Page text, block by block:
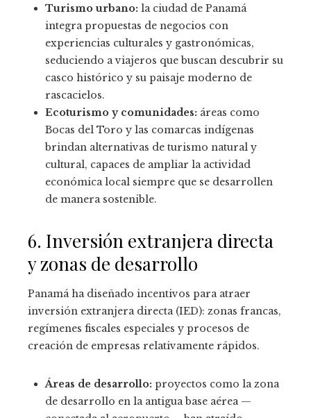
Turismo urbano: la ciudad de Panamá
integra propuestas de negocios con
experiencias culturales y gastronómicas,
seduciendo a viajeros que buscan descubrir su
casco histórico y su paisaje moderno de
rascacielos.
Ecoturismo y comunidades: áreas como
Bocas del Toro y las comarcas indígenas
brindan alternativas de turismo natural y
cultural, capaces de ampliar la actividad
económica local siempre que se desarrollen
de manera sostenible.
6. Inversión extranjera directa
y zonas de desarrollo
Panamá ha diseñado incentivos para atraer
inversión extranjera directa (IED): zonas francas,
regímenes fiscales especiales y procesos de
creación de empresas relativamente rápidos.
Áreas de desarrollo: proyectos como la zona
de desarrollo en la antigua base aérea —